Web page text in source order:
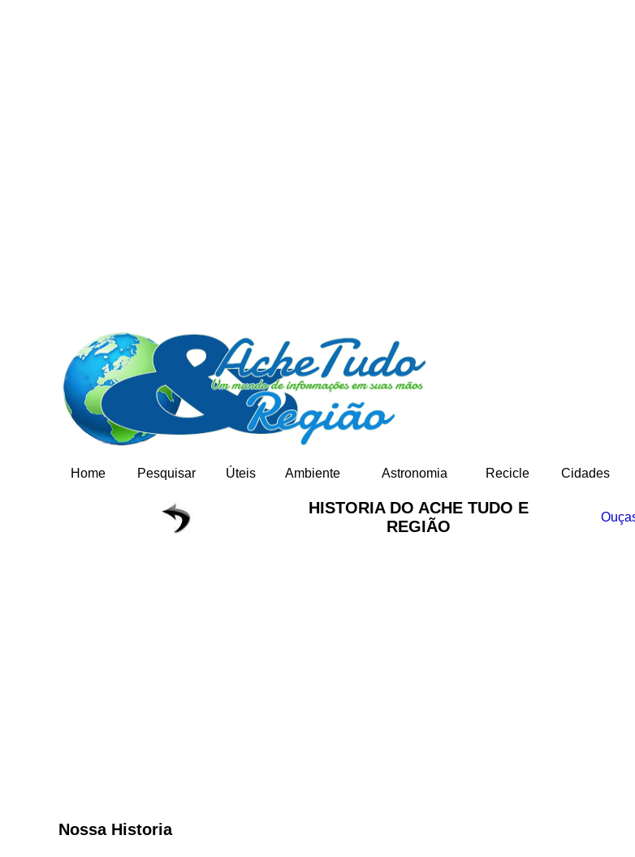
Home
Pesquisar Úteis Ambiente Astronomia Recicle Cidades
HISTORIA DO ACHE TUDO E
REGIÃO
Nossa Historia